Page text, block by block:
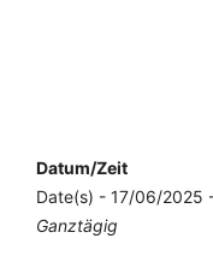
Datum/Zeit
Date(s) - 17/06/2025
Ganztägig